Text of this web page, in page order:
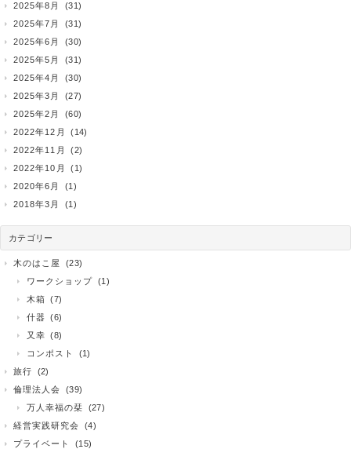
2025年8月
(31)
2025年7月
(31)
2025年6月
(30)
2025年5月
(31)
2025年4月
(30)
2025年3月
(27)
2025年2月
(60)
2022年12月
(14)
2022年11月
(2)
2022年10月
(1)
2020年6月
(1)
2018年3月
(1)
カテゴリー
木のはこ屋
(23)
ワークショップ (1)
木箱 (7)
什器 (6)
又幸 (8)
コンポスト
(1)
旅行
(2)
倫理法人会
(39)
万人幸福の栞
(27)
経営実践研究会
(4)
プライベート
(15)